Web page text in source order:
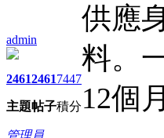
admin
2461
主題
2461
帖子
7447
積分
管理員
供應
料。
12個